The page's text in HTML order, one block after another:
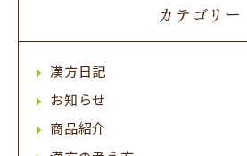
カテゴリー
漢方日記
お知らせ
商品紹介